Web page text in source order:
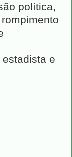
política,
e